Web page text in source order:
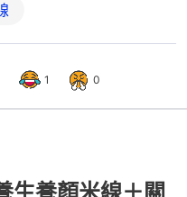
1 0